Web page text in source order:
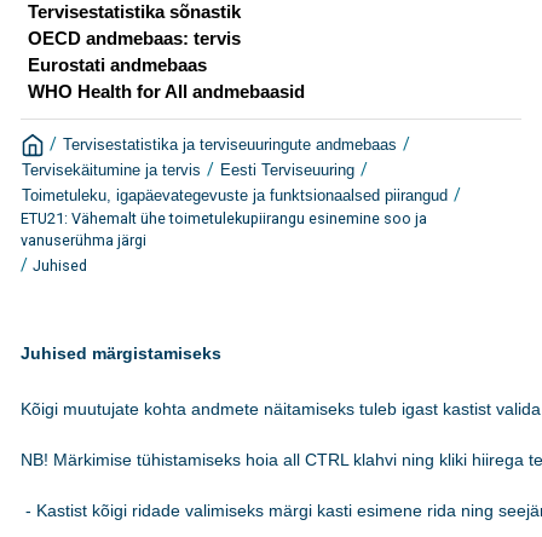
Tervisestatistika sõnastik
OECD andmebaas: tervis
Eurostati andmebaas
WHO Health for All andmebaasid
/ Tervisestatistika ja terviseuuringute andmebaas /
Tervisekäitumine ja tervis / Eesti Terviseuuring /
Toimetuleku, igapäevategevuste ja funktsionaalsed piirangud /
ETU21: Vähemalt ühe toimetulekupiirangu esinemine soo ja
vanuserühma järgi
/ Juhised
Juhised märgistamiseks
Kõigi muutujate kohta andmete näitamiseks tuleb igast kastist
NB! Märkimise tühistamiseks hoia all CTRL klahvi ning kliki hiirega
- Kastist kõigi ridade valimiseks märgi kasti esimene rida ning